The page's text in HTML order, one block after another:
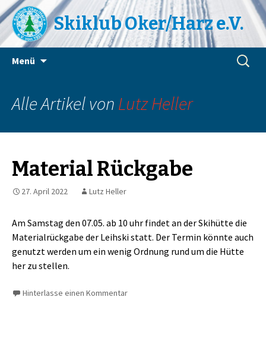
Skiklub Oker/Harz e.V.
Menü
Suchen
nach:
Alle Artikel von Lutz Heller
Material Rückgabe
27. April 2022 Lutz Heller
Am Samstag den 07.05. ab 10 uhr findet an der Skihütte die
Materialrückgabe der Leihski statt. Der Termin könnte auch
genutzt werden um ein wenig Ordnung rund um die Hütte
her zu stellen.
Hinterlasse einen Kommentar